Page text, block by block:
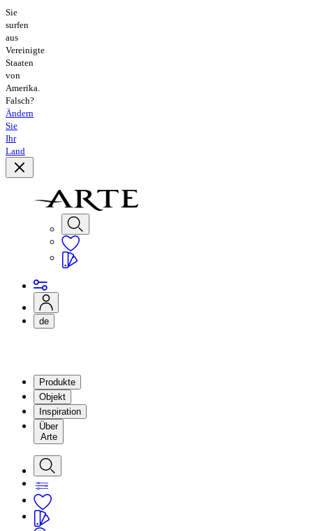
Sie
surfen
aus
Vereinigte
Staaten
von
Amerika.
Falsch?
Ändern
Sie
Ihr
Land
de
Produkte
Objekt
Inspiration
Über
Arte